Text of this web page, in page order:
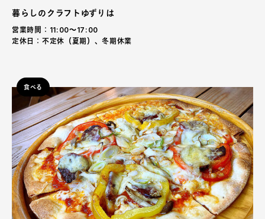
暮らしのクラフトゆずりは
営業時間：11:00〜17:00
定休日：不定休（夏期）、冬期休業
食べる